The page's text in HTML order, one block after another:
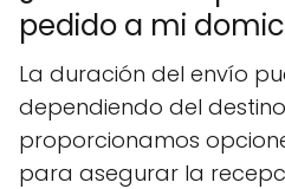
pedido a mi
La duración del envío
dependiendo del
proporcionamos
para asegurar la